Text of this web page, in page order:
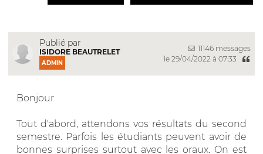
Publié par
ISIDORE BEAUTRELET
ADMIN
11146 messages
le 29/04/2022 à 07:33
Bonjour
Tout d'abord, attendons vos résultats du second
semestre. Parfois les étudiants peuvent avoir de
bonnes surprises surtout avec les oraux. On est